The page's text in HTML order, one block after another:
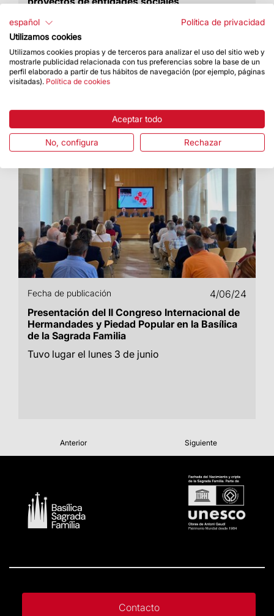
El FAS eleva a 3,5 millones de euros el
presupuesto para la convocatoria 2024
Fecha de publicación
4/06/24
Presentación del II Congreso Internacional de
Hermandades y Piedad Popular en la Basílica
de la Sagrada Familia
Tuvo lugar el lunes 3 de junio
Anterior Siguiente
Contacto
español
Política de privacidad
Utilizamos cookies
Utilizamos cookies propias y de terceros para analizar el uso del sitio web y
mostrarle publicidad relacionada con tus preferencias sobre la base de un
perfil elaborado a partir de tus hábitos de navegación (por ejemplo, páginas
visitadas). Política de cookies
Aceptar todo
No, configura Rechazar